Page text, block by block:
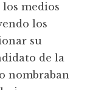
medios
los
su
de la
nombraban